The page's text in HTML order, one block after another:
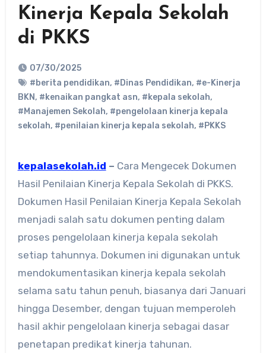
Kinerja Kepala Sekolah
di PKKS
07/30/2025
#berita pendidikan, #Dinas Pendidikan, #e-Kinerja
BKN, #kenaikan pangkat asn, #kepala sekolah,
#Manajemen Sekolah, #pengelolaan kinerja kepala
sekolah, #penilaian kinerja kepala sekolah, #PKKS
kepalasekolah.id – Cara Mengecek Dokumen
Hasil Penilaian Kinerja Kepala Sekolah di PKKS.
Dokumen Hasil Penilaian Kinerja Kepala Sekolah
menjadi salah satu dokumen penting dalam
proses pengelolaan kinerja kepala sekolah
setiap tahunnya. Dokumen ini digunakan untuk
mendokumentasikan kinerja kepala sekolah
selama satu tahun penuh, biasanya dari Januari
hingga Desember, dengan tujuan memperoleh
hasil akhir pengelolaan kinerja sebagai dasar
penetapan predikat kinerja tahunan.